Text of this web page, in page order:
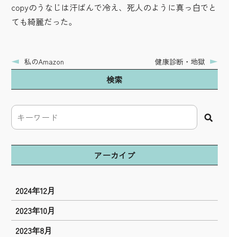
copyのうなじは汗ばんで冷え、死人のように真っ白でと
ても綺麗だった。
私のAmazon 健康診断・地獄
検索
アーカイブ
2024年12月
2023年10月
2023年8月